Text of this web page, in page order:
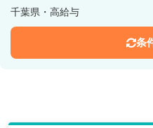
千葉県・高給与
条